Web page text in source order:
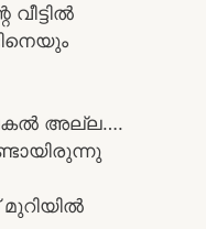
അല്ല….